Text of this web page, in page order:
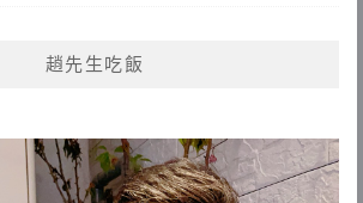
趙先生吃飯